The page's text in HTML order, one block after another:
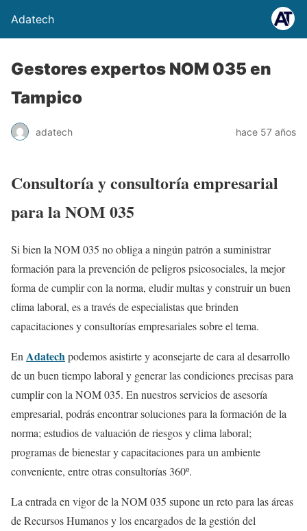
Adatech
Gestores expertos NOM 035 en
Tampico
adatech hace 57 años
Consultoría y consultoría empresarial
para la NOM 035
Si bien la NOM 035 no obliga a ningún patrón a suministrar
formación para la prevención de peligros psicosociales, la mejor
forma de cumplir con la norma, eludir multas y construir un buen
clima laboral, es a través de especialistas que brinden
capacitaciones y consultorías empresariales sobre el tema.
En Adatechpodemos asistirte y aconsejarte de cara al desarrollo
de un buen tiempo laboral y generar las condiciones precisas para
cumplir con la NOM 035. En nuestros servicios de asesoría
empresarial, podrás encontrar soluciones para la formación de la
norma; estudios de valuación de riesgos y clima laboral;
programas de bienestar y capacitaciones para un ambiente
conveniente, entre otras consultorías 360º.
La entrada en vigor de la NOM 035 supone un reto para las áreas
de Recursos Humanos y los encargados de la gestión del